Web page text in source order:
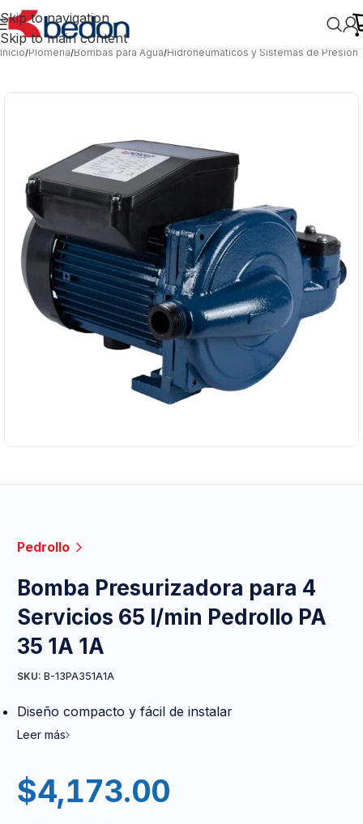
Skip to navigation
Skip to main content
Inicio/Plomería/Bombas para Agua/Hidroneumáticos y Sistemas de Presión
Pedrollo
Bomba Presurizadora para 4
Servicios 65 l/min Pedrollo PA
35 1A 1A
SKU: B-13PA351A1A
Diseño compacto y fácil de instalar
Leer más
$4,173.00